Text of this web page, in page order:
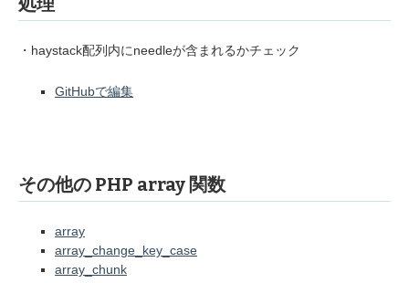
・haystack配列内にneedleが含まれるかチェック
GitHubで編集
その他の PHP array 関数
array
array_change_key_case
array_chunk